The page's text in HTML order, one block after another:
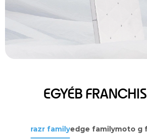
EGYÉB
razr familyedge familymoto g